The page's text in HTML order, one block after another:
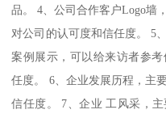
品。 4、公司合作客户Logo墙
对公司的认可度和信任度。 5
案例展示，可以给来访者参
任度。 6、企业发展历程，主
信任度。 7、企业 工风采，